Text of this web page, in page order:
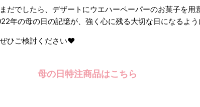
だでしたら、デザートにウエハーペーパーのお菓子を用
年の母の日の記憶が、強く心に残る大切な日になるよう
ひご検討ください❤︎
母の日特注商品はこちら